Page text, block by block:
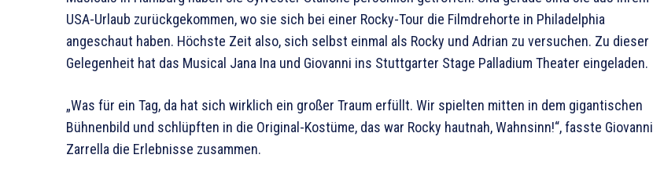
USA-Urlaub zurückgekommen, wo sie sich bei einer Rocky-Tour die Filmdrehorte in Philadelphia
angeschaut haben. Höchste Zeit also, sich selbst einmal als Rocky und Adrian zu versuchen. Zu dieser
Gelegenheit hat das Musical Jana Ina und Giovanni ins Stuttgarter Stage Palladium Theater eingeladen.
„Was für ein Tag, da hat sich wirklich ein großer Traum erfüllt. Wir spielten mitten in dem gigantischen
Bühnenbild und schlüpften in die Original-Kostüme, das war Rocky hautnah, Wahnsinn!“, fasste Giovanni
Zarrella die Erlebnisse zusammen.